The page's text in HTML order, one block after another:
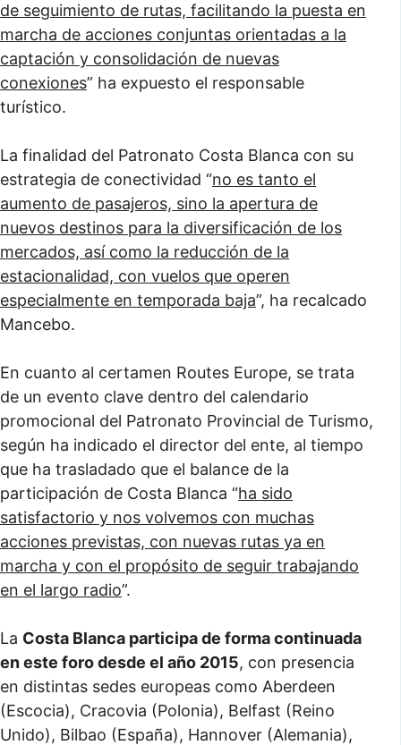
de seguimiento de rutas, facilitando la puesta en
marcha de acciones conjuntas orientadas a la
captación y consolidación de nuevas
conexiones” ha expuesto el responsable
turístico.
La finalidad del Patronato Costa Blanca con su
estrategia de conectividad “no es tanto el
aumento de pasajeros, sino la apertura de
nuevos destinos para la diversificación de los
mercados, así como la reducción de la
estacionalidad, con vuelos que operen
especialmente en temporada baja”, ha recalcado
Mancebo.
En cuanto al certamen Routes Europe, se trata
de un evento clave dentro del calendario
promocional del Patronato Provincial de Turismo,
según ha indicado el director del ente, al tiempo
que ha trasladado que el balance de la
participación de Costa Blanca “ha sido
satisfactorio y nos volvemos con muchas
acciones previstas, con nuevas rutas ya en
marcha y con el propósito de seguir trabajando
en el largo radio”.
La Costa Blanca participa de forma continuada
en este foro desde el año 2015, con presencia
en distintas sedes europeas como Aberdeen
(Escocia), Cracovia (Polonia), Belfast (Reino
Unido), Bilbao (España), Hannover (Alemania),